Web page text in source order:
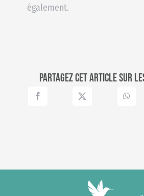
également.
Partagez cet article sur